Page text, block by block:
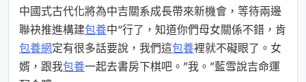
中國式古代化將為中吉關系成長帶來新機會，等待兩邊
聯袂推進構建包養中“行了，知道你們母女關係不錯，肯
包養網定有很多話要說，我們這包養裡就不礙眼了。女
婿，跟我包養一起去書房下棋吧。”我。”藍雪說吉命運